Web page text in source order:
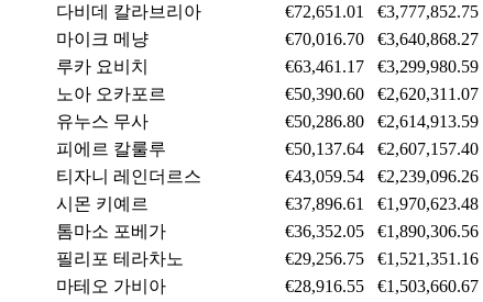
다비데 칼라브리아
€72,651.01 €3,777,852.75
마이크 메냥
€70,016.70 €3,640,868.27
루카 요비치
€63,461.17 €3,299,980.59
노아 오카포르
€50,390.60 €2,620,311.07
유누스 무사
€50,286.80 €2,614,913.59
피에르 칼룰루
€50,137.64 €2,607,157.40
티자니 레인더르스
€43,059.54 €2,239,096.26
시몬 키예르
€37,896.61 €1,970,623.48
톰마소 포베가
€36,352.05 €1,890,306.56
필리포 테라차노
€29,256.75 €1,521,351.16
마테오 가비아
€28,916.55 €1,503,660.67